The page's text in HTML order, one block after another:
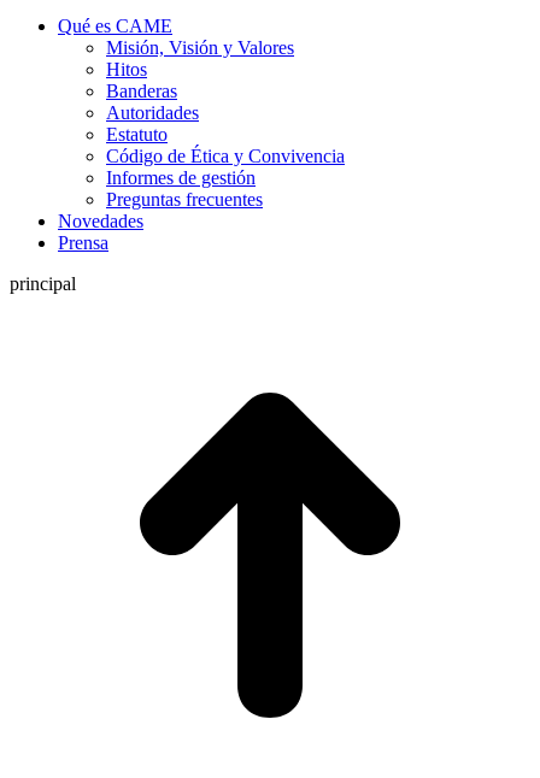
Qué es CAME
Misión, Visión y Valores
Hitos
Banderas
Autoridades
Estatuto
Código de Ética y Convivencia
Informes de gestión
Preguntas frecuentes
Novedades
Prensa
principal